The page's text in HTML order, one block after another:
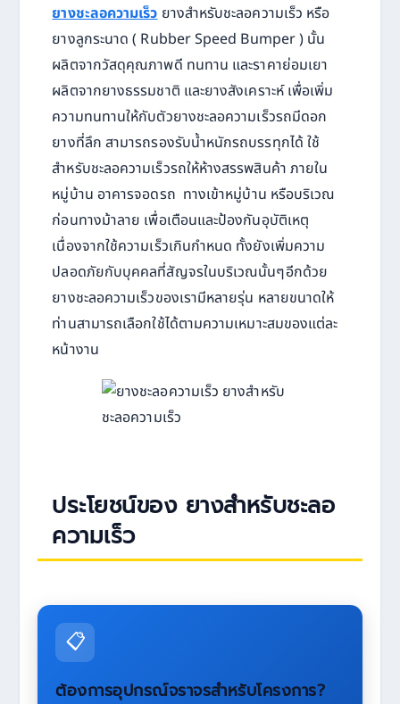
ยางชะลอความเร็วยางสำหรับชะลอความเร็ว หรือ
ยางลูกระนาด ( Rubber Speed Bumper ) นั้น
ผลิตจากวัสดุคุณภาพดี ทนทาน และราคาย่อมเยา
ผลิตจากยางธรรมชาติ และยางสังเคราะห์ เพื่อเพิ่ม
ความทนทานให้กับตัวยางชะลอความเร็วรถมีดอก
ยางที่ลึก สามารถรองรับน้ำหนักรถบรรทุกได้ ใช้
สำหรับชะลอความเร็วรถให้ห้างสรรพสินค้า ภายใน
หมู่บ้าน อาคารจอดรถ ทางเข้าหมู่บ้าน หรือบริเวณ
ก่อนทางม้าลาย เพื่อเตือนและป้องกันอุบัติเหตุ
เนื่องจากใช้ความเร็วเกินกำหนด ทั้งยังเพิ่มความ
ปลอดภัยกับบุคคลที่สัญจรในบริเวณนั้นๆอีกด้วย
ยางชะลอความเร็วของเรามีหลายรุ่น หลายขนาดให้
ท่านสามารถเลือกใช้ได้ตามความเหมาะสมของแต่ละ
หน้างาน
ประโยชน์ของ ยางสำหรับชะลอ
ความเร็ว
📋
ต้องการอุปกรณ์จราจรสำหรับโครงการ?